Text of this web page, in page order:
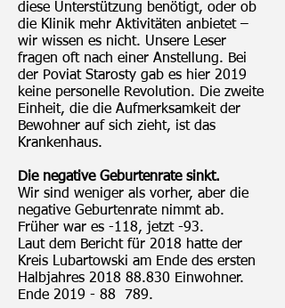
diese Unterstützung benötigt, oder ob
die Klinik mehr Aktivitäten anbietet –
wir wissen es nicht. Unsere Leser
fragen oft nach einer Anstellung. Bei
der Poviat Starosty gab es hier 2019
keine personelle Revolution. Die zweite
Einheit, die die Aufmerksamkeit der
Bewohner auf sich zieht, ist das
Krankenhaus.
Die negative Geburtenrate sinkt.
Wir sind weniger als vorher, aber die
negative Geburtenrate nimmt ab.
Früher war es -118, jetzt -93.
Laut dem Bericht für 2018 hatte der
Kreis Lubartowski am Ende des ersten
Halbjahres 2018 88.830 Einwohner.
Ende 2019 - 88 789.